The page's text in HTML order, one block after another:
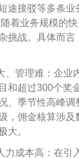
途接驳等多条业
着业务规模的
挑战。具体而言
、管理难：企业
和超过300个奖
、季节性高峰调
，佣金核算涉及
大。
力成本高：在引